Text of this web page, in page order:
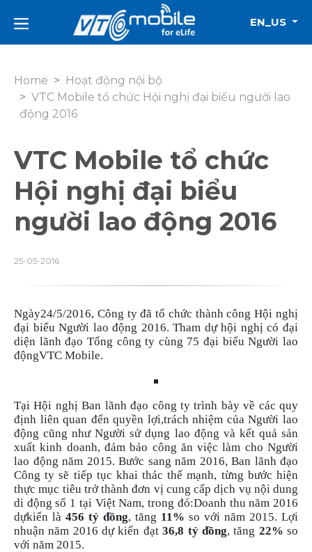
EN_US
Home
Hoạt động nội bộ
VTC Mobile tổ chức Hội nghị đại biểu người lao
động 2016
VTC Mobile tổ chức
Hội nghị đại biểu
người lao động 2016
25-05-2016
Ngày24/5/2016, Công ty đã tổ chức thành công Hội nghị
đại biểu Người lao động 2016. Tham dự hội nghị có đại
diện lãnh đạo Tổng công ty cùng 75 đại biểu Người lao
độngVTC Mobile.
Tại Hội nghị Ban lãnh đạo công ty trình bày về các quy
định liên quan đến quyền lợi,trách nhiệm của Người lao
động cũng như Người sử dụng lao động và kết quả sản
xuất kinh doanh, đảm bảo công ăn việc làm cho Người
lao động năm 2015. Bước sang năm 2016, Ban lãnh đạo
Công ty sẽ tiếp tục khai thác thế mạnh, từng bước hiện
thực mục tiêu trở thành đơn vị cung cấp dịch vụ nội dung
di động số 1 tại Việt Nam, trong đó:Doanh thu năm 2016
dựkiến là 456 tỷ đồng, tăng 11% so với năm 2015. Lợi
nhuận năm 2016 dự kiến đạt36,8 tỷ đồng, tăng 22% so
với năm 2015.